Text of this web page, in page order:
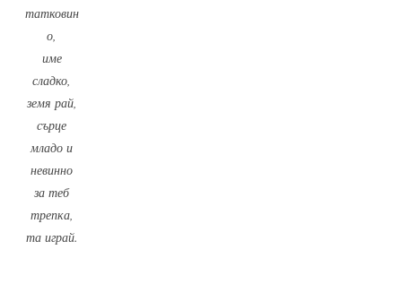
татковин
о,
име
сладко,
земя рай,
сърце
младо и
невинно
за теб
трепка,
та играй.